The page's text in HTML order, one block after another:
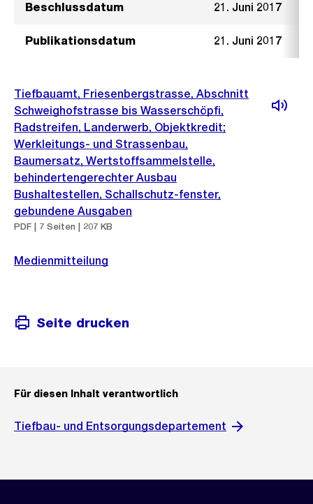
Beschlussdatum 21. Juni 2017
Publikationsdatum 21. Juni 2017
Tiefbauamt, Friesenbergstrasse, Abschnitt
Schweighofstrasse bis Wasserschöpfi,
Radstreifen, Landerwerb, Objektkredit;
Werkleitungs- und Strassenbau,
Baumersatz, Wertstoffsammelstelle,
behindertengerechter Ausbau
Bushaltestellen, Schallschutz-fenster,
gebundene Ausgaben
PDF | 7 Seiten | 207 KB
Medienmitteilung
Seite drucken
Für diesen Inhalt verantwortlich
Tiefbau- und Entsorgungsdepartement